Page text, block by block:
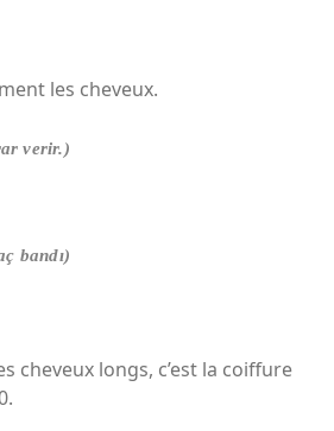
les cheveux.
verir.)
bandı)
cheveux longs, c’est la coiffure